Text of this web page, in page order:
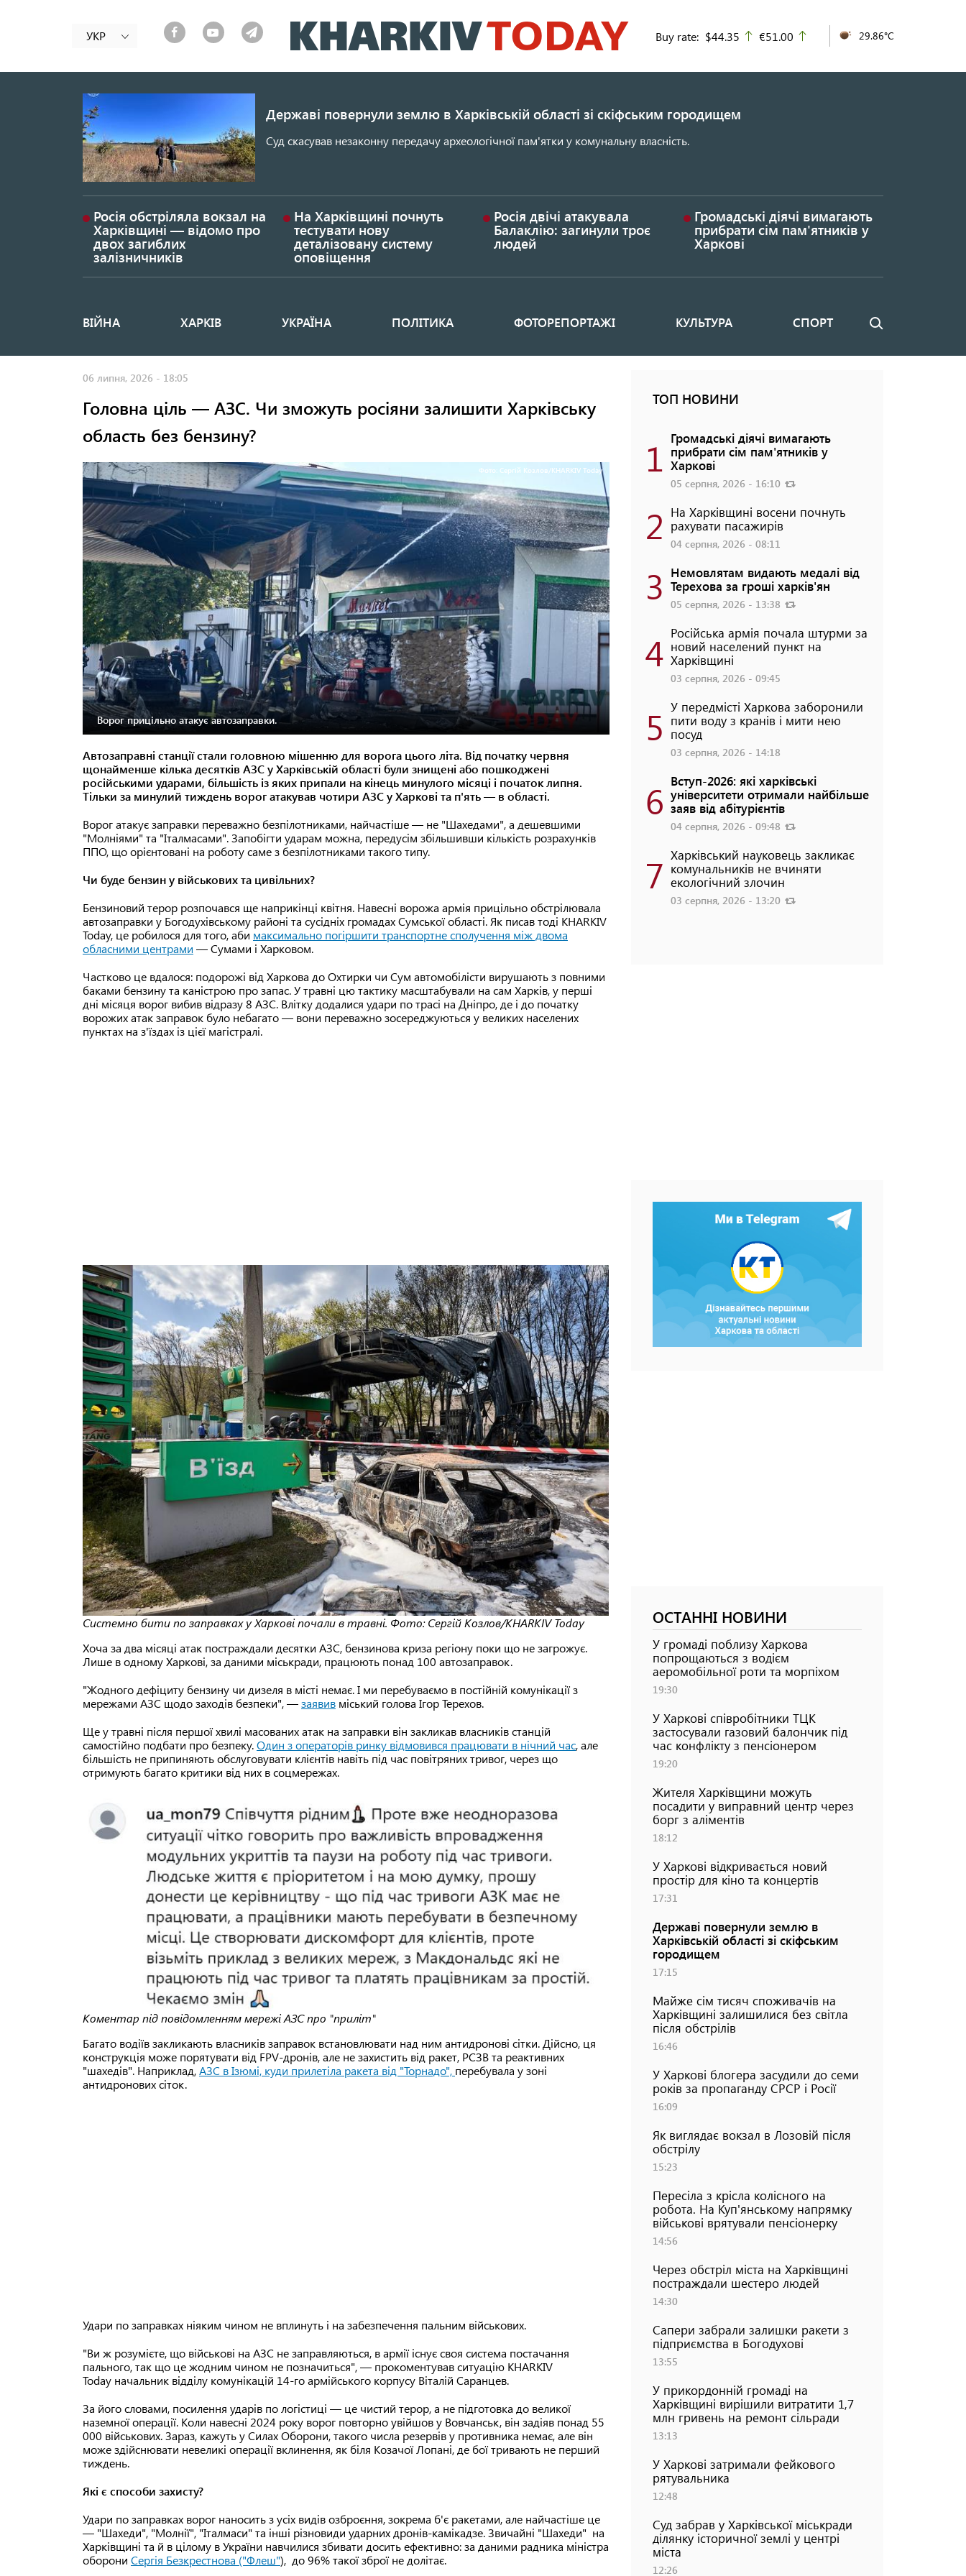
до
основного
УКР Buy rate: $44.35 up
€51.00 29.86°C
Державі повернули землю в Харківській області зі скіфським городищем
Суд скасував незаконну передачу археологічної пам'ятки у комунальну власність.
Росія обстріляла вокзал на
Харківщині — відомо про
двох загиблих
залізничників
На Харківщині почнуть
тестувати нову
деталізовану систему
оповіщення
Росія двічі атакувала
Балаклію: загинули троє
людей
Громадські діячі вимагають
прибрати сім пам'ятників у
Харкові
Основная
ВІЙНА ХАРКІВ УКРАЇНА ПОЛІТИКА ФОТОРЕПОРТАЖІ КУЛЬТУРА СПОРТ Пошук
06 липня, 2026 - 18:05
Головна ціль — АЗС. Чи зможуть росіяни залишити Харківську
область без бензину?
Фото: Сергій Козлов/KHARKIV Today
Ворог прицільно атакує автозаправки.
Автозаправні станції стали головною мішенню для ворога цього літа. Від початку червня
щонайменше кілька десятків АЗС у Харківській області були знищені або пошкоджені
російськими ударами, більшість із яких припали на кінець минулого місяці і початок липня.
Тільки за минулий тиждень ворог атакував чотири АЗС у Харкові та п'ять — в області.
Ворог атакує заправки переважно безпілотниками, найчастіше — не "Шахедами", а дешевшими
"Молніями" та "Італмасами". Запобігти ударам можна, передусім збільшивши кількість розрахунків
ППО, що орієнтовані на роботу саме з безпілотниками такого типу.
Чи буде бензин у військових та цивільних?
Бензиновий терор розпочався ще наприкінці квітня. Навесні ворожа армія прицільно обстрілювала
автозаправки у Богодухівському районі та сусідніх громадах Сумської області. Як писав тоді KHARKIV
Today, це робилося для того, аби максимально погіршити транспортне сполучення між двома
обласними центрами — Сумами і Харковом.
Частково це вдалося: подорожі від Харкова до Охтирки чи Сум автомобілісти вирушають з повними
баками бензину та каністрою про запас. У травні цю тактику масштабували на сам Харків, у перші
дні місяця ворог вибив відразу 8 АЗС. Влітку додалися удари по трасі на Дніпро, де і до початку
ворожих атак заправок було небагато — вони переважно зосереджуються у великих населених
пунктах на з'їздах із цієї магістралі.
Системно бити по заправках у Харкові почали в травні. Фото: Сергій Козлов/KHARKIV Today
Хоча за два місяці атак постраждали десятки АЗС, бензинова криза регіону поки що не загрожує.
Лише в одному Харкові, за даними міськради, працюють понад 100 автозаправок.
"Жодного дефіциту бензину чи дизеля в місті немає. І ми перебуваємо в постійній комунікації з
мережами АЗС щодо заходів безпеки", —заявив міський голова Ігор Терехов.
Ще у травні після першої хвилі масованих атак на заправки він закликав власників станцій
самостійно подбати про безпеку.Один з операторів ринку відмовився працювати в нічний час, але
більшість не припиняють обслуговувати клієнтів навіть під час повітряних тривог, через що
отримують багато критики від них в соцмережах.
Коментар під повідомленням мережі АЗС про "приліт"
Багато водіїв закликають власників заправок встановлювати над ним антидронові сітки. Дійсно, ця
конструкція може порятувати від FPV-дронів, але не захистить від ракет, РСЗВ та реактивних
"шахедів". Наприклад,АЗС в Ізюмі, куди прилетіла ракета від "Торнадо", перебувала у зоні
антидронових сіток.
Удари по заправках ніяким чином не вплинуть і на забезпечення пальним військових.
"Ви ж розумієте, що військові на АЗС не заправляються, в армії існує своя система постачання
пального, так що це жодним чином не позначиться", — прокоментував ситуацію KHARKIV
Today начальник відділу комунікацій 14-го армійського корпусу Віталій Саранцев.
За його словами, посилення ударів по логістиці — це чистий терор, а не підготовка до великої
наземної операції. Коли навесні 2024 року ворог повторно увійшов у Вовчанськ, він задіяв понад 55
000 військових. Зараз, кажуть у Силах Оборони, такого числа резервів у противника немає, але він
може здійснювати невеликі операції вклинення, як біля Козачої Лопані, де бої тривають не перший
тиждень.
Які є способи захисту?
Удари по заправках ворог наносить з усіх видів озброєння, зокрема б'є ракетами, але найчастіше це
— "Шахеди", "Молнії", "Італмаси" та інші різновиди ударних дронів-камікадзе. Звичайні "Шахеди" на
Харківщині та й в цілому в України навчилися збивати досить ефективно: за даними радника міністра
оборони Сергія Безкрестнова ("Флеш"), до 96% такої зброї не долітає.
ТОП НОВИНИ
1 Громадські діячі вимагають
прибрати сім пам'ятників у
Харкові
05 серпня, 2026 - 16:10
2 На Харківщині восени почнуть
рахувати пасажирів
04 серпня, 2026 - 08:11
3 Немовлятам видають медалі від
Терехова за гроші харків'ян
05 серпня, 2026 - 13:38
4 Російська армія почала штурми за
новий населений пункт на
Харківщині
03 серпня, 2026 - 09:45
5 У передмісті Харкова заборонили
пити воду з кранів і мити нею
посуд
03 серпня, 2026 - 14:18
6 Вступ-2026: які харківські
університети отримали найбільше
заяв від абітурієнтів
04 серпня, 2026 - 09:48
7 Харківський науковець закликає
комунальників не вчиняти
екологічний злочин
03 серпня, 2026 - 13:20
ОСТАННІ НОВИНИ
У громаді поблизу Харкова
попрощаються з водієм
аеромобільної роти та морпіхом
19:30
У Харкові співробітники ТЦК
застосували газовий балончик під
час конфлікту з пенсіонером
19:20
Жителя Харківщини можуть
посадити у виправний центр через
борг з аліментів
18:12
У Харкові відкривається новий
простір для кіно та концертів
17:31
Державі повернули землю в
Харківській області зі скіфським
городищем
17:15
Майже сім тисяч споживачів на
Харківщині залишилися без світла
після обстрілів
16:46
У Харкові блогера засудили до семи
років за пропаганду СРСР і Росії
16:09
Як виглядає вокзал в Лозовій після
обстрілу
15:23
Пересіла з крісла колісного на
робота. На Куп'янському напрямку
військові врятували пенсіонерку
14:56
Через обстріл міста на Харківщині
постраждали шестеро людей
14:30
Сапери забрали залишки ракети з
підприємства в Богодухові
13:55
У прикордонній громаді на
Харківщині вирішили витратити 1,7
млн гривень на ремонт сільради
13:13
У Харкові затримали фейкового
рятувальника
12:48
Суд забрав у Харківської міськради
ділянку історичної землі у центрі
міста
12:26